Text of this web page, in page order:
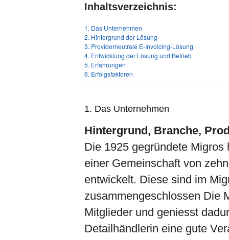
Inhaltsverzeichnis:
1. Das Unternehmen
2. Hintergrund der Lösung
3. Providerneutrale E-Invoicing-Lösung
4. Entwicklung der Lösung und Betrieb
5. Erfahrungen
6. Erfolgsfaktoren
1. Das Unternehmen
Hintergrund, Branche,
Die 1925 gegründete
einer Gemeinschaft von
entwickelt. Diese sind im
zusammengeschlossen Die
Mitglieder und geniesst
Detailhändlerin eine gute